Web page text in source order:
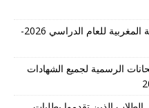
اعلان بشأن المنح المقدمة من المملكة المغربية للعام الدراسي 2026-
مواد الامتحانات الرسمية لجميع الشهادات